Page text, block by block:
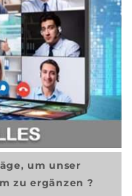
um unser
zu ergänzen ?